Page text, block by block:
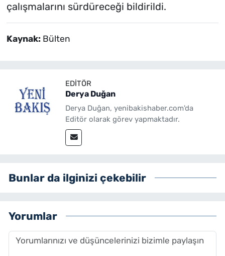
çalışmalarını sürdüreceği bildirildi.
Kaynak: Bülten
EDITÖR
Derya Duğan
Derya Duğan, yenibakishaber.com'da
Editör olarak görev yapmaktadır.
Bunlar da ilginizi çekebilir
Yorumlar